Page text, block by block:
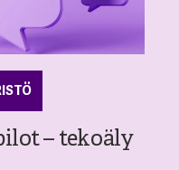
– tekoäly